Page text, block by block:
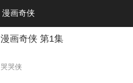
漫画奇侠
漫画奇侠 第1集
哭哭侠